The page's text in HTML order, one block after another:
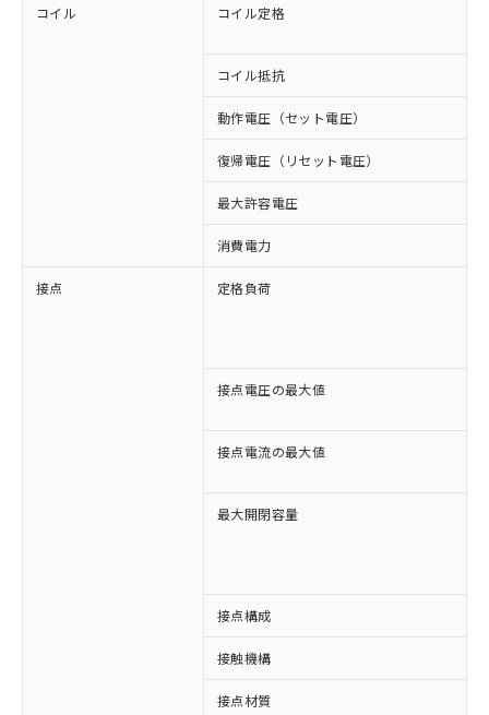
コイル コイル定格
コイル抵抗
動作電圧（セット電圧）
復帰電圧（リセット電圧）
最大許容電圧
消費電力
接点 定格負荷
接点電圧の最大値
接点電流の最大値
最大開閉容量
接点構成
接触機構
接点材質
対応済み：EU RoHS指令（10物質）の